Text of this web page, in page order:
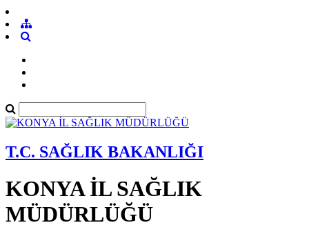
T.C. SAĞLIK BAKANLIĞI
KONYA İL SAĞLIK
MÜDÜRLÜĞÜ